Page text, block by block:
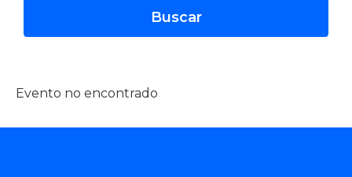
Evento no encontrado